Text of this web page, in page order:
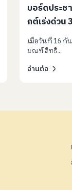
บอร์ดประช
กต์เร่งด่วน
พัฒนาการเ
เมื่อวันที่ 16 กั
มณฑ์ สิทธิ...
อ่านต่อ